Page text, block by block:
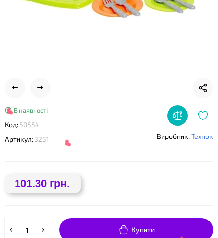
В наявності
Код: 50554
Артикул: 3251 Виробник:Технок
101.30 грн.
Купити
❤